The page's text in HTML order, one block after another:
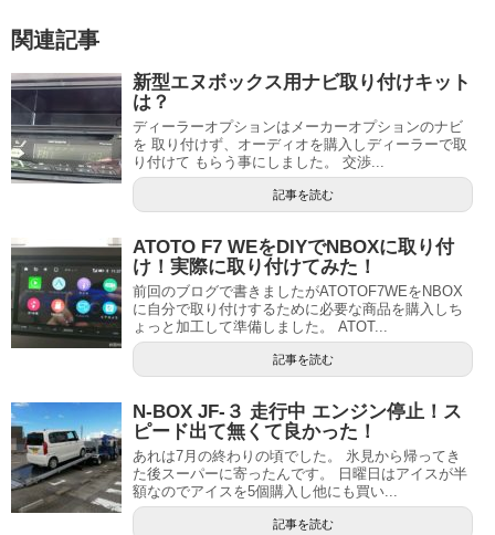
関連記事
新型エヌボックス用ナビ取り付けキット
は？
ディーラーオプションはメーカーオプションのナビ
を 取り付けず、オーディオを購入しディーラーで取
り付けて もらう事にしました。 交渉...
記事を読む
ATOTO F7 WEをDIYでNBOXに取り付
け！実際に取り付けてみた！
前回のブログで書きましたがATOTOF7WEをNBOX
に自分で取り付けするために必要な商品を購入しち
ょっと加工して準備しました。 ATOT...
記事を読む
N-BOX JF-３ 走行中 エンジン停止！ス
ピード出て無くて良かった！
あれは7月の終わりの頃でした。 氷見から帰ってき
た後スーパーに寄ったんです。 日曜日はアイスが半
額なのでアイスを5個購入し他にも買い...
記事を読む